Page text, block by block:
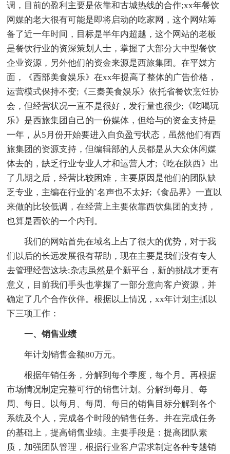
调，目前的盈利主要是依靠和古城热线的合作;xx年餐饮
网媒的老大很有可能是即将启动的吃家网，这个网站筹
备了近一年时间，目标是半年内超越，这个网站的老板
是餐饮行业的资深策划人士，掌握了大部分大中型餐饮
企业资源，另外他们的资金来源是西旅集团。在平媒方
面，《西部美食娱乐》在xx年提高了整体的广告价格，
运营模式保持不变;《三秦美食娱乐》依托省餐饮烹饪协
会，但经营状况一直不是很好，发行量也很少;《吃喝玩
乐》是西旅集团自己的一份媒体，但给与的资金支持是
一年，从5月份开始要进入自负盈亏状态，虽然他们有西
旅集团的资源支持，但编辑部的人员都是从大众休闲媒
体去的，缺乏行业专业人才和运营人才;《吃在陕西》出
了几期之后，经营比较困难，主要原因是他们的团队缺
乏专业，主编在行业的`名声也不太好;《食品界》一直以
来做的比较低调，在经营上主要依靠西饮集团的支持，
也算是西饮的一个内刊。
我们的网站首先在域名上占了很大的优势，对于我
们以后的长远发展很有帮助，现在主要是我们没有专人
去管理经营这块;杂志虽然是个新平台，新的挑战才更有
意义，目前我们手头也掌握了一部分意向客户资源，并
确定了几个合作伙伴。根据以上情况，xx年计划主抓以
下三项工作：
一、销售业绩
年计划销售金额80万元。
根据年销任务，分解到每个季度，每个月。再根据
市场情况制定完整可行的销售计划。分解到每月、每
周、每日。以每月、每周、每日的销售目标分解到各个
系统及个人，完成各个时段的销售任务。并在完成任务
的基础上，提高销售业绩。主要手段是：提高团队素
质，加强团队管理，根据行业客户需求制定各种专题销